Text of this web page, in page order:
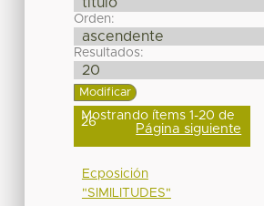
Orden:
Resultados:
Mostrando ítems 1-20 de
26 Página siguiente
Ecposición
"SIMILITUDES"